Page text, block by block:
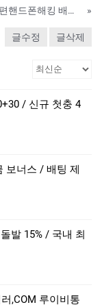
와이프휴대폰도청흥신소⭐카톡ID:help010⭐남편핸드폰해킹 배우자휴대폰도청 휴대폰도청흥신소 불륜업체
»
글수정 글삭제
/ 신규 첫충 4
보너스 / 배팅 제
발 15% / 국내 최
,COM 루이비통